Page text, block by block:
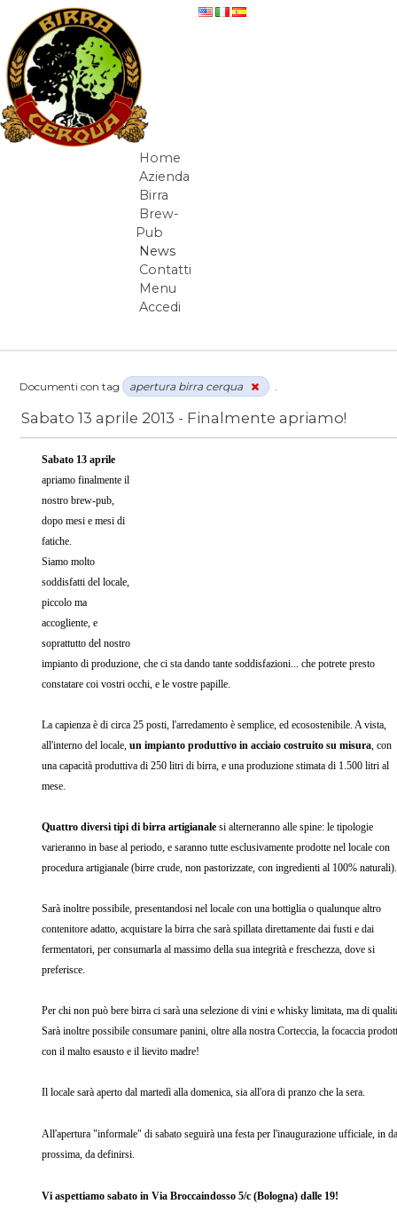
Salta al contenuto
Navigazione
Home
Azienda
Birra
Brew-
Pub
News
Contatti
Menu
Accedi
Elementi Navigazione
News / apertura birra cerqua
Documenti con tag apertura birra cerqua
Sabato 13 aprile 2013 - Finalmente apriamo!
Sabato 13 aprile
apriamo finalmente il
nostro brew-pub,
dopo mesi e mesi di
fatiche.
Siamo molto
soddisfatti del locale,
piccolo ma
accogliente, e
soprattutto del nostro
impianto di produzione, che ci sta dando tante soddisfazioni... che potrete presto
constatare coi vostri occhi, e le vostre papille.
La capienza è di circa 25 posti, l'arredamento è semplice, ed ecosostenibile. A vista,
all'interno del locale,un impianto produttivo in acciaio costruito su misura , con
una capacità produttiva di 250 litri di birra, e una produzione stimata di 1.500 litri al
mese.
Quattro diversi tipi di birra artigianale si alterneranno alle spine: le tipologie
varieranno in base al periodo, e saranno tutte esclusivamente prodotte nel locale con
procedura artigianale (birre crude, non pastorizzate, con ingredienti al 100% naturali).
Sarà inoltre possibile, presentandosi nel locale con una bottiglia o qualunque altro
contenitore adatto, acquistare la birra che sarà spillata direttamente dai fusti e dai
fermentatori, per consumarla al massimo della sua integrità e freschezza, dove si
preferisce.
Per chi non può bere birra ci sarà una selezione di vini e whisky limitata, ma di
Sarà inoltre possibile consumare panini, oltre alla nostra Corteccia, la focaccia
con il malto esausto e il lievito madre!
Il locale sarà aperto dal martedì alla domenica, sia all'ora di pranzo che la sera.
All'apertura "informale" di sabato seguirà una festa per l'inaugurazione ufficiale, in
prossima, da definirsi.
Vi aspettiamo sabato in Via Broccaindosso 5/c (Bologna) dalle 19!